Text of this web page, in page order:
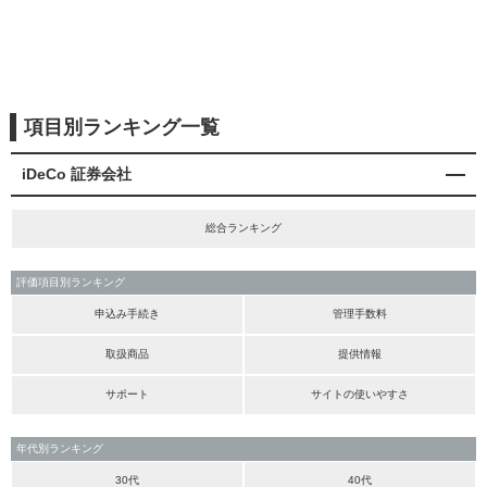
項目別ランキング一覧
iDeCo 証券会社
総合ランキング
評価項目別ランキング
申込み手続き 管理手数料
取扱商品 提供情報
サポート サイトの使いやすさ
年代別ランキング
30代 40代